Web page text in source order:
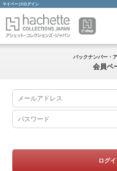
マイページ/ログイン
バックナンバー・
会員ペ